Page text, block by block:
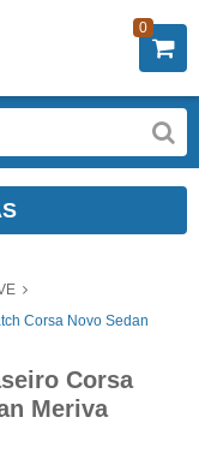
0
Corsa Novo Sedan
Corsa
Meriva